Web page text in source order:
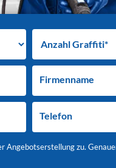
Firmenname
Telefon
Angebotserstellung zu.